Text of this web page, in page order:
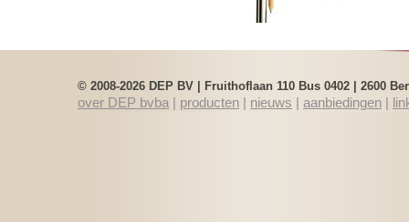
© 2008-2026 DEP BV | Fruithoflaan 110 Bus 0402 | 2600
over DEP bvba producten nieuws aanbiedingen